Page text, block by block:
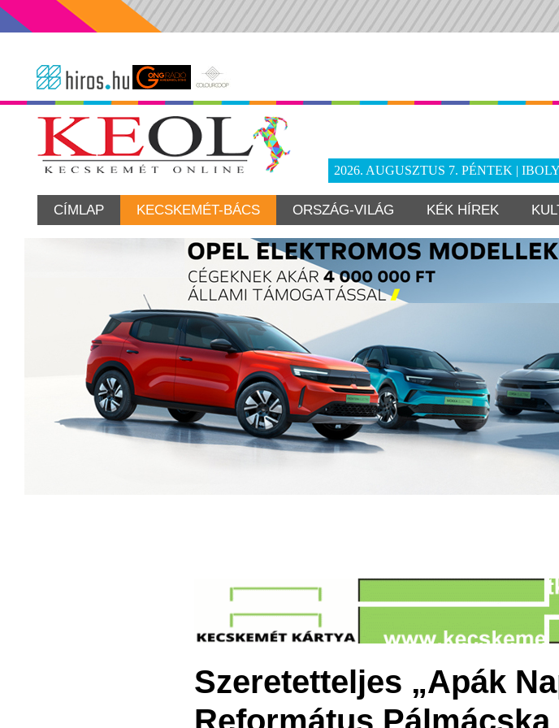
2026. AUGUSZTUS 7. PÉNTEK |
CÍMLAP KECSKEMÉT-BÁCS ORSZÁG-VILÁG KÉK HÍREK
Szeretetteljes „Apák